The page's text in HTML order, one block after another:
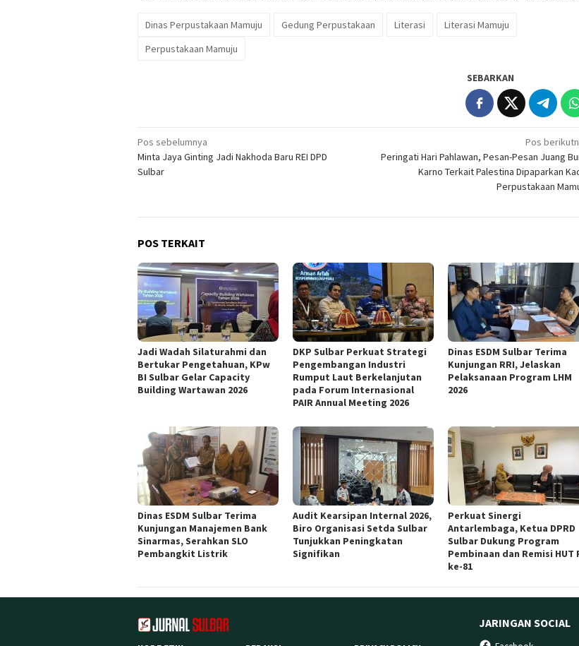
Dinas Perpustakaan Mamuju Gedung Perpustakaan Literasi
Literasi Mamuju
Perpustakaan Mamuju
SEBARKAN
Navigasi
pos
Pos sebelumnya
Minta Jaya Ginting Jadi Nakhoda Baru REI DPD
Sulbar
Pos
Peringati Hari Pahlawan, Pesan-Pesan Juang
Karno Terkait Palestina Dipaparkan
Perpustakaan
POS TERKAIT
Jadi Wadah Silaturahmi dan
Bertukar Pengetahuan, KPw
BI Sulbar Gelar Capacity
Building Wartawan 2026
DKP Sulbar Perkuat Strategi
Pengembangan Industri
Rumput Laut Berkelanjutan
pada Forum Internasional
PAIR Annual Meeting 2026
Dinas ESDM Sulbar Terima
Kunjungan RRI, Jelaskan
Pelaksanaan Program LHM
2026
Dinas ESDM Sulbar Terima
Kunjungan Manajemen Bank
Sinarmas, Serahkan SLO
Pembangkit Listrik
Audit Kearsipan Internal 2026,
Biro Organisasi Setda Sulbar
Tunjukkan Peningkatan
Signifikan
Perkuat Sinergi
Antarlembaga, Ketua DPRD
Sulbar Dukung Program
Pembinaan dan Remisi HUT
ke-81
JARINGAN SOCIAL